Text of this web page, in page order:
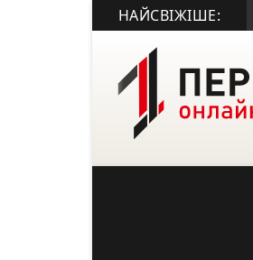
НАЙСВІЖІШЕ: